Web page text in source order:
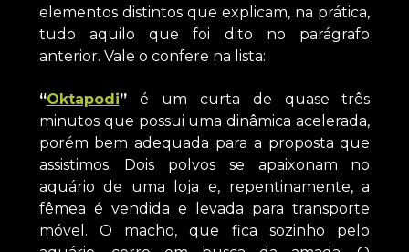
elementos distintos que explicam, na prática,
tudo aquilo que foi dito no parágrafo
anterior. Vale o confere na lista:
“Oktapodi”é um curta de quase três
minutos que possui uma dinâmica acelerada,
porém bem adequada para a proposta que
assistimos. Dois polvos se apaixonam no
aquário de uma loja e, repentinamente, a
fêmea é vendida e levada para transporte
móvel. O macho, que fica sozinho pelo